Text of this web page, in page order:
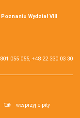
Wydział VIII
055 055, +48 22 330 03 30
wesprzyj e-pity